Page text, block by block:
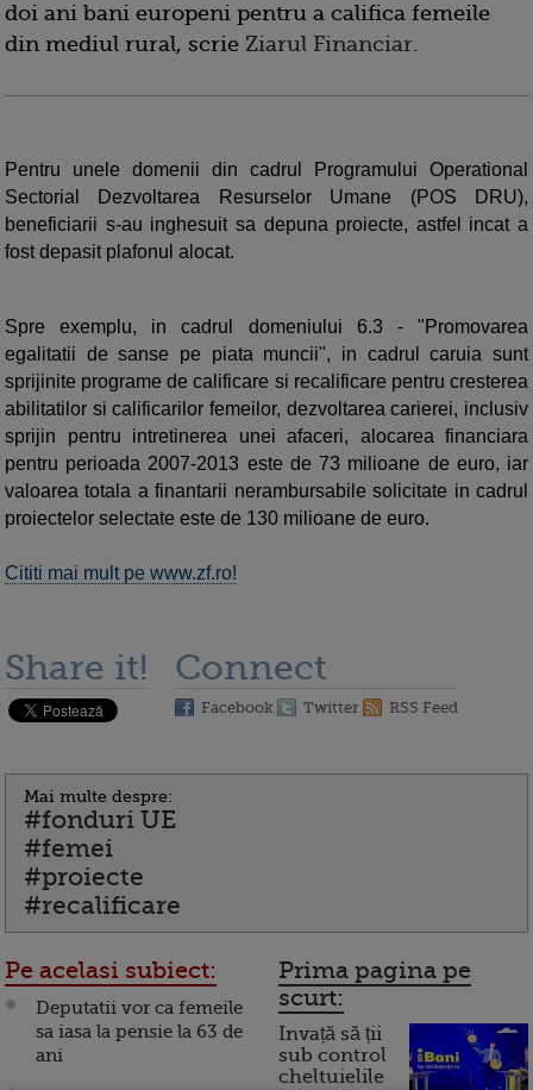
doi ani bani europeni pentru a califica femeile
din mediul rural, scrie Ziarul Financiar.
Pentru unele domenii din cadrul Programului Operational
Sectorial Dezvoltarea Resurselor Umane (POS DRU),
beneficiarii s-au inghesuit sa depuna proiecte, astfel incat a
fost depasit plafonul alocat.
Spre exemplu, in cadrul domeniului 6.3 - "Promovarea
egalitatii de sanse pe piata muncii", in cadrul caruia sunt
sprijinite programe de calificare si recalificare pentru cresterea
abilitatilor si calificarilor femeilor, dezvoltarea carierei, inclusiv
sprijin pentru intretinerea unei afaceri, alocarea financiara
pentru perioada 2007-2013 este de 73 milioane de euro, iar
valoarea totala a finantarii nerambursabile solicitate in cadrul
proiectelor selectate este de 130 milioane de euro.
Cititi mai mult pe www.zf.ro!
Share it! Connect
Facebook Twitter RSS Feed
Mai multe despre:
#fonduri UE
#femei
#proiecte
#recalificare
Pe acelasi subiect:
Deputatii vor ca femeile
sa iasa la pensie la 63 de
ani
Prima pagina pe
scurt:
Invață să ții
sub control
cheltuielile